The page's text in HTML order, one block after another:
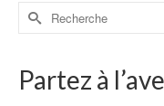
Partez à